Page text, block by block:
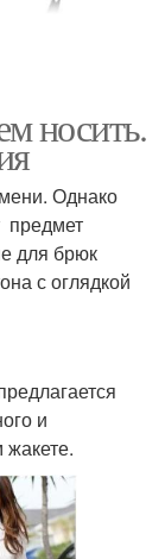
носить.
Однако
предмет
для брюк
с оглядкой
и